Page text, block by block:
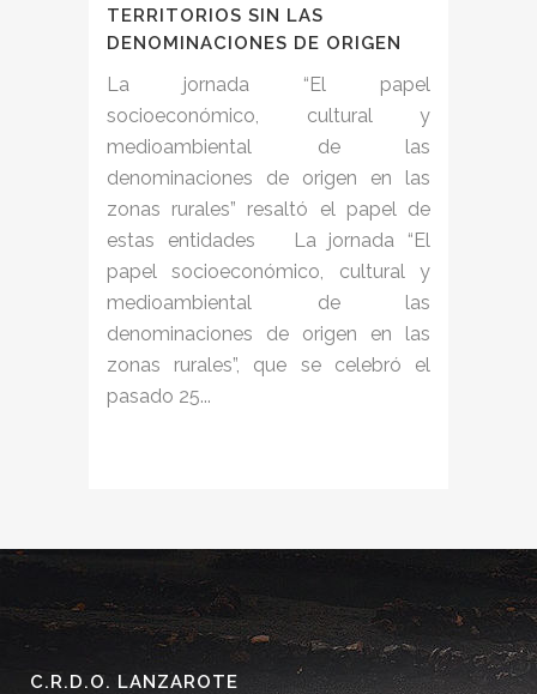
TERRITORIOS SIN LAS
DENOMINACIONES DE ORIGEN
La jornada “El papel
socioeconómico, cultural y
medioambiental de las
denominaciones de origen en las
zonas rurales” resaltó el papel de
estas entidades La jornada “El
papel socioeconómico, cultural y
medioambiental de las
denominaciones de origen en las
zonas rurales”, que se celebró el
pasado 25...
C.R.D.O. LANZAROTE